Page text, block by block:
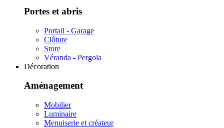
Portes et abris
Portail - Garage
Clôture
Store
Véranda - Pergola
Décoration
Aménagement
Mobilier
Luminaire
Menuiserie et créateur